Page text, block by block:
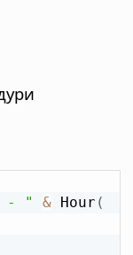
- " & Hour (